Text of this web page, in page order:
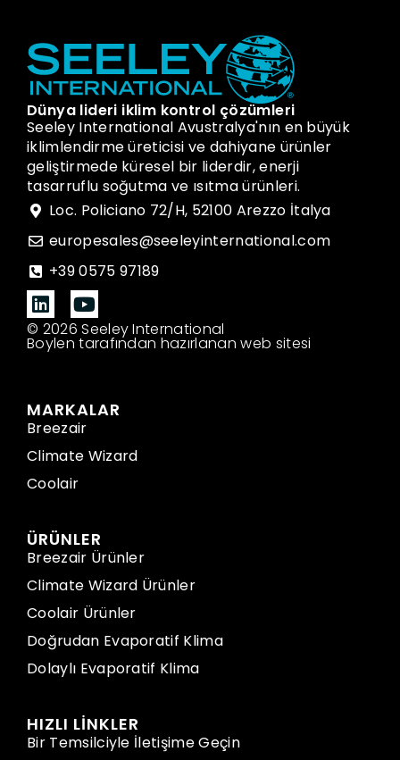
Dünya lideri iklim kontrol çözümleri
Seeley International Avustralya'nın en büyük
iklimlendirme üreticisi ve dahiyane ürünler
geliştirmede küresel bir liderdir, enerji
tasarruflu soğutma ve ısıtma ürünleri.
Loc. Policiano 72/H, 52100 Arezzo İtalya
europesales@seeleyinternational.com
+39 0575 97189
© 2026 Seeley International
Boylen tarafından hazırlanan web sitesi
MARKALAR
Breezair
Climate Wizard
Coolair
ÜRÜNLER
Breezair Ürünler
Climate Wizard Ürünler
Coolair Ürünler
Doğrudan Evaporatif Klima
Dolaylı Evaporatif Klima
HIZLI LİNKLER
Bir Temsilciyle İletişime Geçin